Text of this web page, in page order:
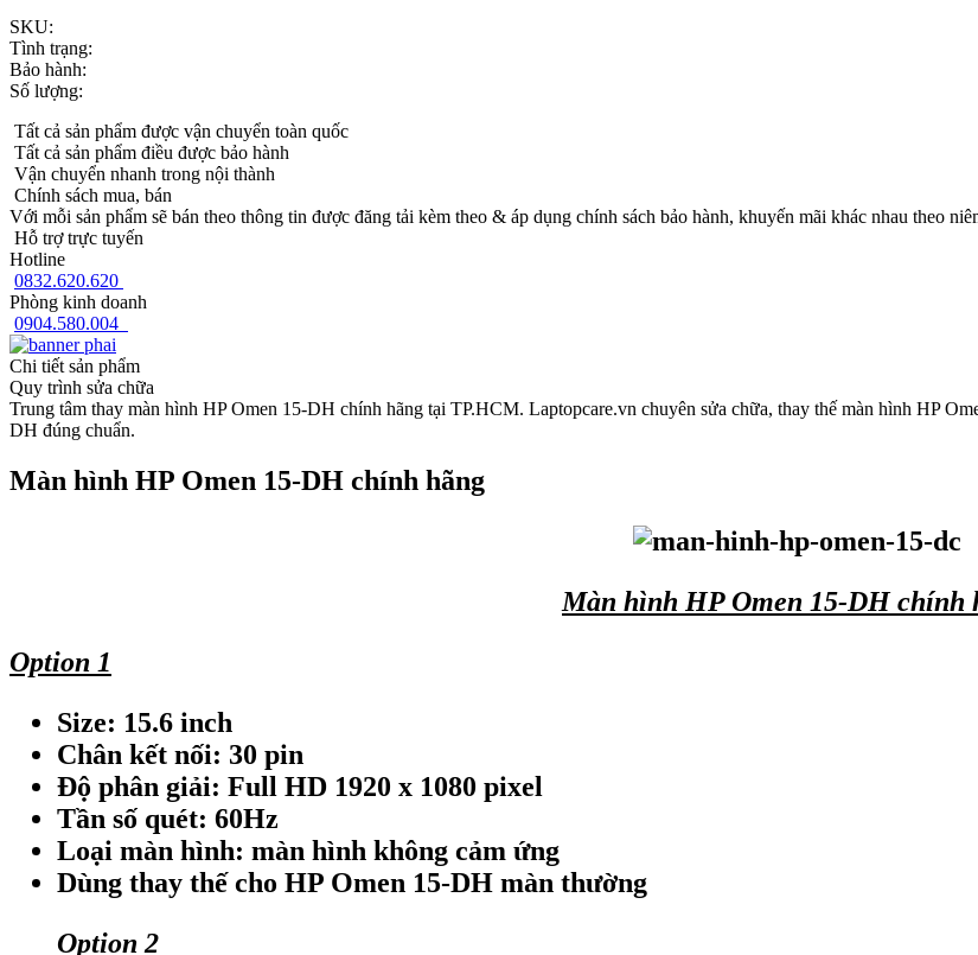
SKU:
Tình trạng:
Bảo hành:
Số lượng:
Tất cả sản phẩm được vận chuyển toàn quốc
Tất cả sản phẩm điều được bảo hành
Vận chuyển nhanh trong nội thành
Chính sách mua, bán
Với mỗi sản phẩm sẽ bán theo thông tin được đăng tải kèm theo & áp dụng chính sách bảo hành, khuyến mãi khác nhau theo
Hỗ trợ trực tuyến
Hotline
0832.620.620
Phòng kinh doanh
0904.580.004
Chi tiết sản phẩm
Quy trình sửa chữa
Trung tâm thay màn hình HP Omen 15-DH chính hãng tại TP.HCM. Laptopcare.vn chuyên sửa chữa, thay thế màn hình HP
DH đúng chuẩn.
Màn hình HP Omen 15-DH chính hãng
Màn hình HP Omen 15-DH chính
Option 1
Size: 15.6 inch
Chân kết nối: 30 pin
Độ phân giải: Full HD 1920 x 1080 pixel
Tần số quét: 60Hz
Loại màn hình: màn hình không cảm ứng
Dùng thay thế cho HP Omen 15-DH màn thường
Option 2